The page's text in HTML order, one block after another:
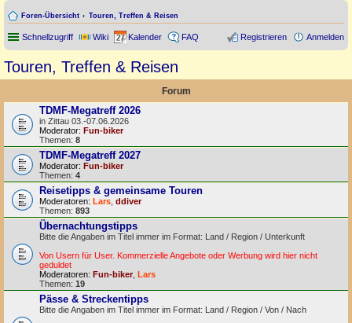
Foren-Übersicht Touren, Treffen & Reisen
Schnellzugriff Wiki Kalender FAQ Anmelden
Registrieren
Touren, Treffen & Reisen
Forum
TDMF-Megatreff 2026
in Zittau 03.-07.06.2026
Moderator: Fun-biker
Themen: 8
TDMF-Megatreff 2027
Moderator: Fun-biker
Themen: 4
Reisetipps & gemeinsame Touren
Moderatoren: Lars ddiver
Themen: 893
Übernachtungstipps
Bitte die Angaben im Titel immer im Format: Land / Region / Unterkunft
Von Usern für User. Kommerzielle Angebote oder Werbung wird hier nicht
geduldet
Moderatoren: Fun-biker Lars
Themen: 19
Pässe & Streckentipps
Bitte die Angaben im Titel immer im Format: Land / Region / Von / Nach